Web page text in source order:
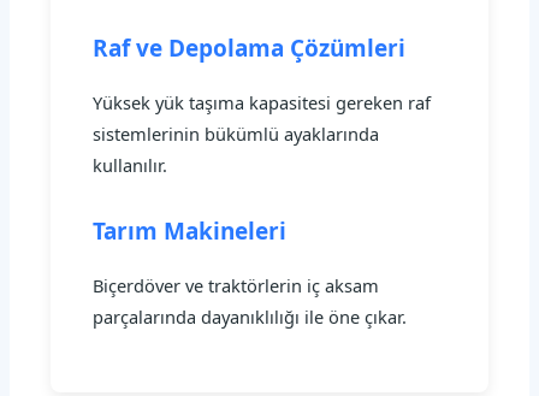
Raf ve Depolama Çözümleri
Yüksek yük taşıma kapasitesi gereken raf
sistemlerinin bükümlü ayaklarında
kullanılır.
Tarım Makineleri
Biçerdöver ve traktörlerin iç aksam
parçalarında dayanıklılığı ile öne çıkar.